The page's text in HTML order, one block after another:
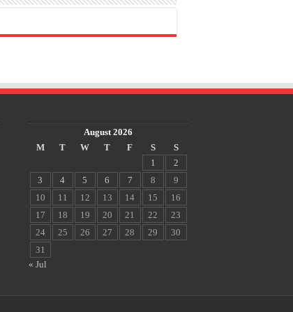
August 2026
M
T W T F S
S
1
2
3
4 5 6 7 8
9
10
11 12 13 14 15
16
17
18 19 20 21 22
23
24
25 26 27 28 29
30
31
« Jul